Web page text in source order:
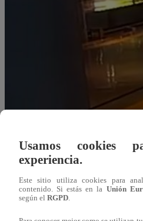
Usamos cookies
experiencia.
Este sitio utiliza cookies para
contenido. Si estás en la Unión
según el RGPD.